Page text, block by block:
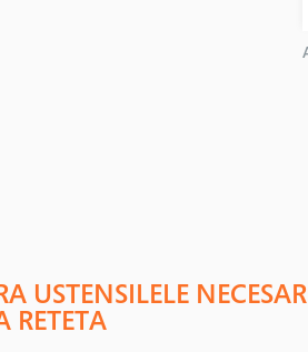
USTENSILELE
RETETA